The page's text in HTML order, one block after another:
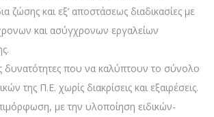
ζώσης και εξ’ αποστάσεως διαδικασίες με
και ασύγχρονων εργαλείων
δυνατότητες που να καλύπτουν το σύνολο
της Π.Ε. χωρίς διακρίσεις και εξαιρέσεις.
με την υλοποίηση ειδικών-